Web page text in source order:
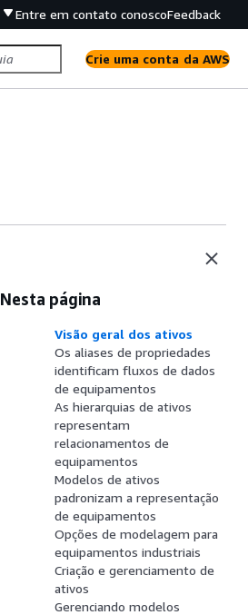
Entre em contato conoscoFeedback
Crie uma conta da AWS
Nesta página
Visão geral dos ativos
Os aliases de propriedades
identificam fluxos de dados
de equipamentos
As hierarquias de ativos
representam
relacionamentos de
equipamentos
Modelos de ativos
padronizam a representação
de equipamentos
Opções de modelagem para
equipamentos industriais
Criação e gerenciamento de
ativos
Gerenciando modelos